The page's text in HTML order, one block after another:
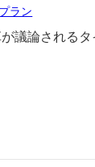
ラン
議論される